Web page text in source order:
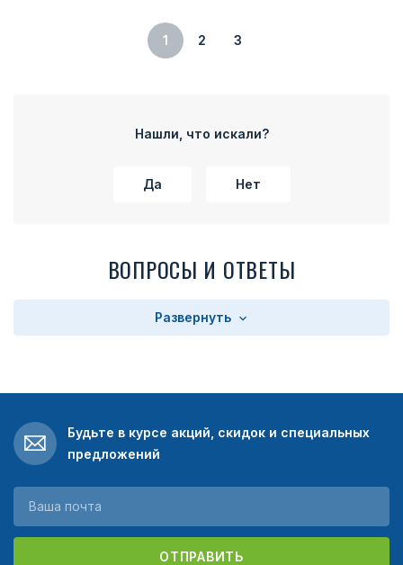
1 2 3
Нашли, что искали?
Да Нет
ВОПРОСЫ И ОТВЕТЫ
Развернуть
Будьте в курсе акций, скидок и специальных
предложений
ОТПРАВИТЬ